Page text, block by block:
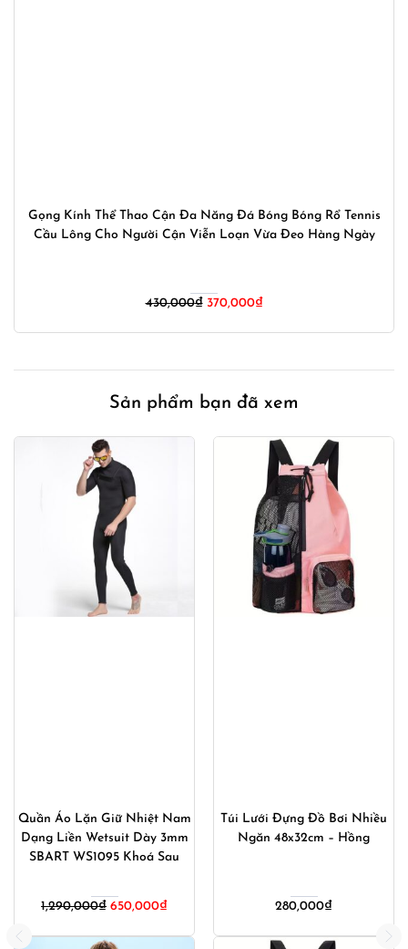
Gọng Kính Thể Thao Cận Đa Năng Đá Bóng Bóng Rổ Tennis
Cầu Lông Cho Người Cận Viễn Loạn Vừa Đeo Hàng Ngày
430,000₫ Giá
370,000₫Giá
Sản phẩm bạn đã xem
Quần Áo Lặn Giữ Nhiệt Nam
Dạng Liền Wetsuit Dày 3mm
SBART WS1095 Khoá Sau
1,290,000₫ 650,000₫
Túi Lưới Đựng Đồ Bơi Nhiều
Ngăn 48x32cm – Hồng
280,000₫